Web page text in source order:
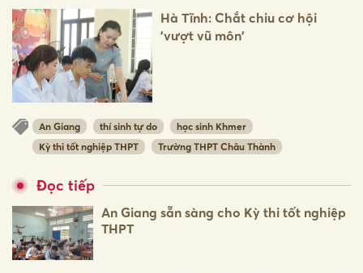
Hà Tĩnh: Chắt chiu cơ hội
'vượt vũ môn'
An Giang thí sinh tự do
học sinh Khmer
Kỳ thi tốt nghiệp THPT
Trường THPT Châu Thành
Đọc tiếp
An Giang sẵn sàng cho Kỳ thi tốt nghiệp
THPT